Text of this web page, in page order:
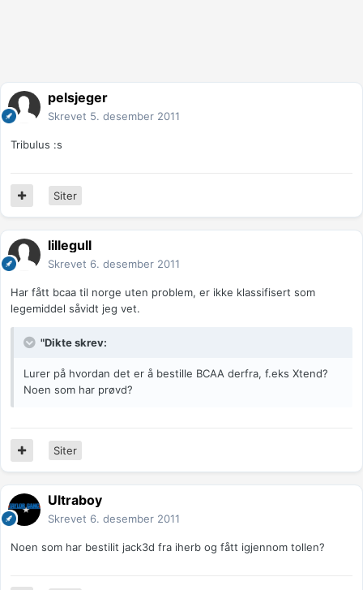
pelsjeger
Skrevet 5. desember 2011
Tribulus :s
Siter
lillegull
Skrevet 6. desember 2011
Har fått bcaa til norge uten problem, er ikke klassifisert som
legemiddel såvidt jeg vet.
"Dikte skrev:
Lurer på hvordan det er å bestille BCAA derfra, f.eks Xtend?
Noen som har prøvd?
Siter
Ultraboy
Skrevet 6. desember 2011
Noen som har bestilit jack3d fra iherb og fått igjennom tollen?